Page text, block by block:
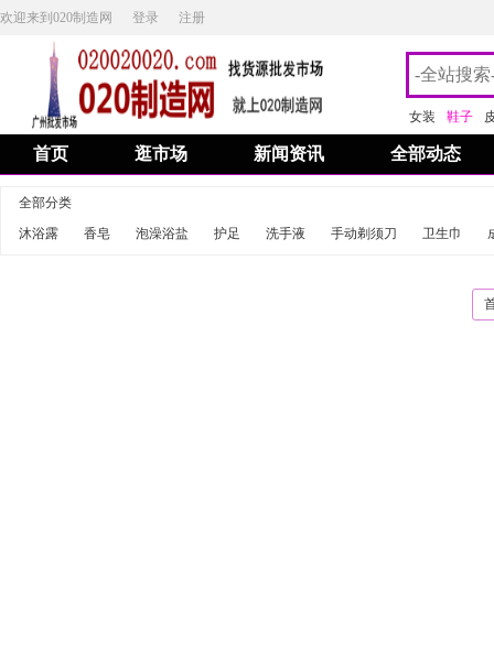
欢迎来到020制造网 登录 注册
女装 鞋子
首页 逛市场 新闻资讯 全部动态
全部分类
沐浴露
香皂 泡澡浴盐 护足 洗手液 手动剃须刀 卫生巾